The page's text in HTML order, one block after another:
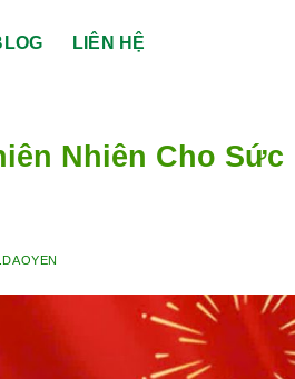
LIÊN HỆ
Nhiên Cho Sức